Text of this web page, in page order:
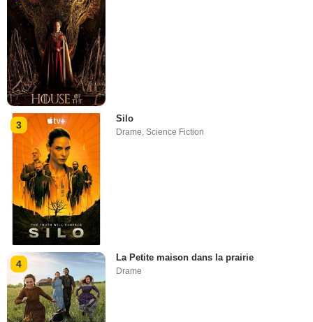
3
Silo
Drame,Science Fiction
4
La Petite maison dans la prairie
Drame